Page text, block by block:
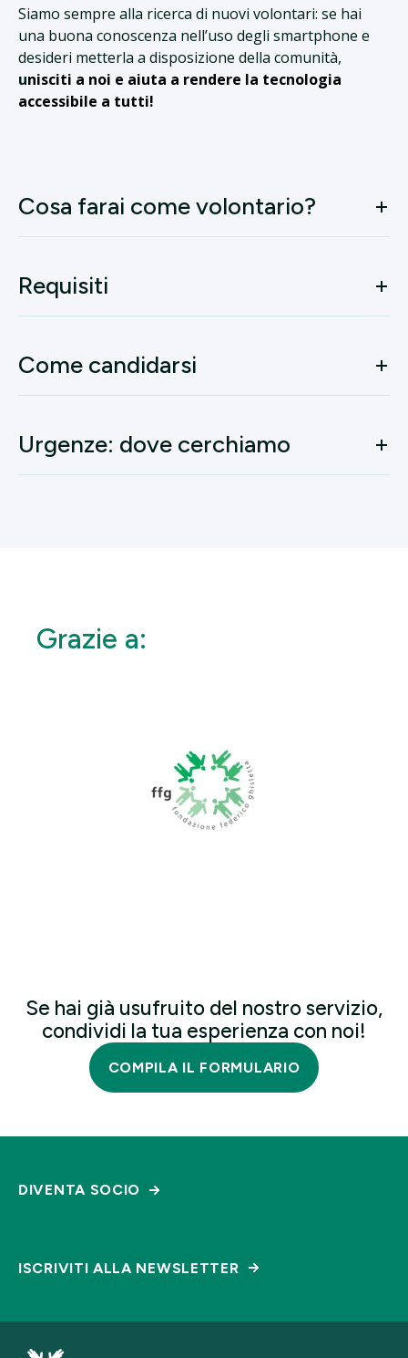
Siamo sempre alla ricerca di nuovi volontari: se hai
una buona conoscenza nell’uso degli smartphone e
desideri metterla a disposizione della comunità,
unisciti a noi e aiuta a rendere la tecnologia
accessibile a tutti!
Cosa farai come volontario?
Requisiti
Come candidarsi
Urgenze: dove cerchiamo
Grazie a:
Se hai già usufruito del nostro servizio,
condividi la tua esperienza con noi!
COMPILA IL FORMULARIO
DIVENTA SOCIO
ISCRIVITI ALLA NEWSLETTER